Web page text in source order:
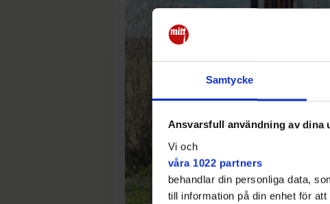
Samtycke
Ansvarsfull användning av dina
Vi och
våra 1022 partners
behandlar din personliga data,
till information på din enhet för